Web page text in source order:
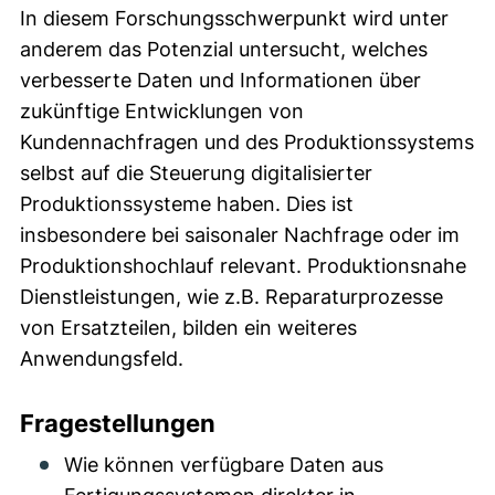
In diesem Forschungsschwerpunkt wird unter
anderem das Potenzial untersucht, welches
verbesserte Daten und Informationen über
zukünftige Entwicklungen von
Kundennachfragen und des Produktionssystems
selbst auf die Steuerung digitalisierter
Produktionssysteme haben. Dies ist
insbesondere bei saisonaler Nachfrage oder im
Produktionshochlauf relevant. Produktionsnahe
Dienstleistungen, wie z.B. Reparaturprozesse
von Ersatzteilen, bilden ein weiteres
Anwendungsfeld.
Fragestellungen
Wie können verfügbare Daten aus